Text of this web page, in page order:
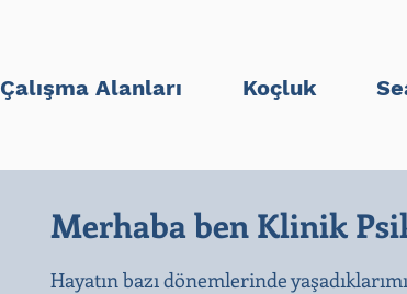
Çalışma Alanları Koçluk
Merhaba ben Klinik
Hayatın bazı dönemlerinde